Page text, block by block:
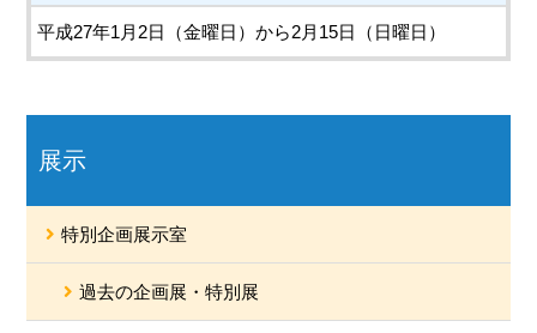
展示
特別企画展示室
過去の企画展・特別展
平成27年1月2日（金曜日）から2月15日（日曜日）